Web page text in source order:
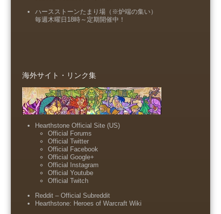
ハースストーンたまり場（※炉端の集い）
毎週木曜日18時～定期開催中！
海外サイト・リンク集
Hearthstone Official Site (US)
Official Forums
Official Twitter
Official Facebook
Official Google+
Official Instagram
Official Youtube
Official Twitch
Reddit – Official Subreddit
Hearthstone: Heroes of Warcraft Wiki